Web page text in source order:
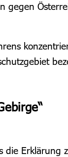
gegen
die